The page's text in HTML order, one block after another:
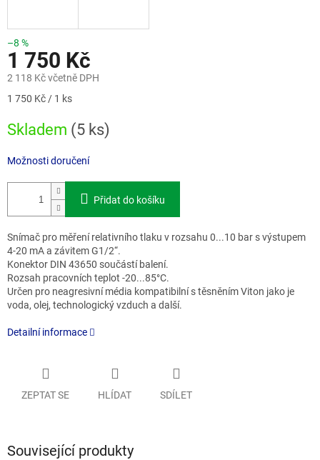
–8 %
1 750 Kč
2 118 Kč včetně DPH
Měrná
1 750 Kč / 1 ks
Skladem (5 ks)
Možnosti doručení
Přidat do košíku
Snímač pro měření relativního tlaku v rozsahu 0...10 bar s výstupem
4-20 mA a závitem G1/2“.
Konektor DIN 43650 součástí balení.
Rozsah pracovních teplot -20...85°C.
Určen pro neagresivní média kompatibilní s těsněním Viton jako je
voda, olej, technologický vzduch a další.
Detailní informace
ZEPTAT SE HLÍDAT SDÍLET
Související produkty